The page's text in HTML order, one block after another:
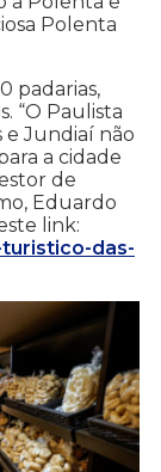
Polenta
padarias,
“O Paulista
Jundiaí não
a cidade
de
Eduardo
link:
das-